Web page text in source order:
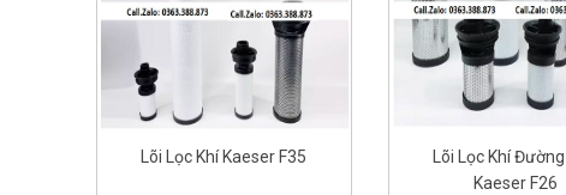
Lõi Lọc Khí Kaeser F35
Lõi Lọc Khí
Kaeser F26